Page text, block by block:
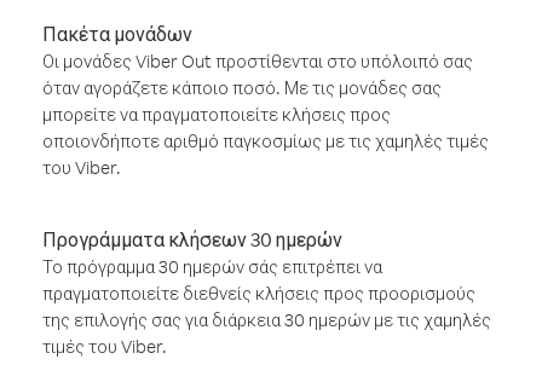
Πακέτα μονάδων
Οι μονάδες Viber Out προστίθενται στο υπόλοιπό σας
όταν αγοράζετε κάποιο ποσό. Με τις μονάδες σας
μπορείτε να πραγματοποιείτε κλήσεις προς
οποιονδήποτε αριθμό παγκοσμίως με τις χαμηλές τιμές
του Viber.
Προγράμματα κλήσεων 30 ημερών
Το πρόγραμμα 30 ημερών σάς επιτρέπει να
πραγματοποιείτε διεθνείς κλήσεις προς προορισμούς
της επιλογής σας για διάρκεια 30 ημερών με τις χαμηλές
τιμές του Viber.